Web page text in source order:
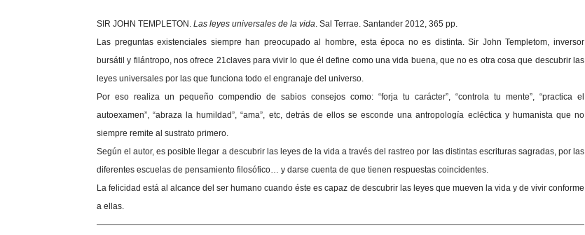
SIR JOHN TEMPLETON. Las leyes universales de la vida. Sal Terrae. Santander 2012, 365 pp.
Las preguntas existenciales siempre han preocupado al hombre, esta época no es distinta. Sir John Templetom, inversor
bursátil y filántropo, nos ofrece 21claves para vivir lo que él define como una vida buena, que no es otra cosa que descubrir las
leyes universales por las que funciona todo el engranaje del universo.
Por eso realiza un pequeño compendio de sabios consejos como: “forja tu carácter”, “controla tu mente”, “practica el
autoexamen”, “abraza la humildad”, “ama”, etc, detrás de ellos se esconde una antropología ecléctica y humanista que no
siempre remite al sustrato primero.
Según el autor, es posible llegar a descubrir las leyes de la vida a través del rastreo por las distintas escrituras sagradas, por las
diferentes escuelas de pensamiento filosófico… y darse cuenta de que tienen respuestas coincidentes.
La felicidad está al alcance del ser humano cuando éste es capaz de descubrir las leyes que mueven la vida y de vivir conforme
a ellas.
——————————————————————————————————————————————————————————